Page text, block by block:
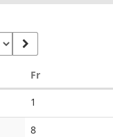
FrFreitag
1
Veranstaltungen
8